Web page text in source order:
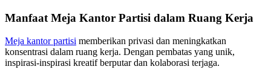
Manfaat Meja Kantor Partisi dalam Ruang Kerja
Meja kantor partisi memberikan privasi dan meningkatkan
konsentrasi dalam ruang kerja. Dengan pembatas yang unik,
inspirasi-inspirasi kreatif berputar dan kolaborasi terjaga.